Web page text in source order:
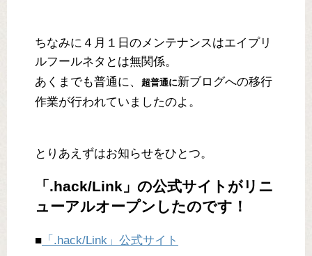
ちなみに４月１日のメンテナンスはエイプリ
ルフールネタとは無関係。
あくまでも普通に、
超普通に新ブログへの移行
作業が行われていましたのよ。
とりあえずはお知らせをひとつ。
「.hack/Link」の公式サイトがリニ
ューアルオープンしたのです！
■ 「.hack/Link」公式サイト